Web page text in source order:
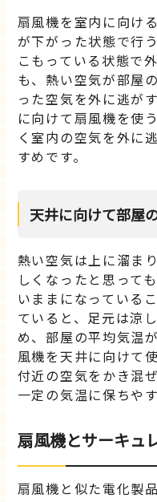
扇風機を室内に向け
が下がった状態で行
こもっている状態で
も、熱い空気が部屋
った空気を外に逃が
に向けて扇風機を使
く室内の空気を外に
すめです。
天井に向けて部屋
熱い空気は上に溜ま
しくなったと思って
いままになっている
ていると、足元は涼
め、部屋の平均気温
風機を天井に向けて
付近の空気をかき混
一定の気温に保ちや
扇風機とサーキュ
扇風機と似た電化製